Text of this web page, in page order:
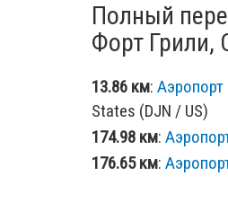
Полный
Форт
13.86 км: Аэропорт
States (DJN / US)
174.98 км:
176.65 км: